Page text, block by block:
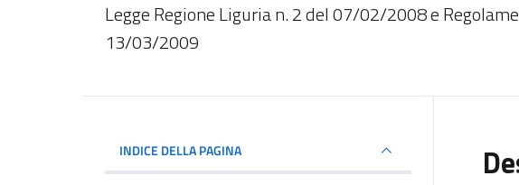
Dettagli del documento
Legge Regione Liguria n. 2 del 07/02/2008 e
13/03/2009
INDICE DELLA PAGINA